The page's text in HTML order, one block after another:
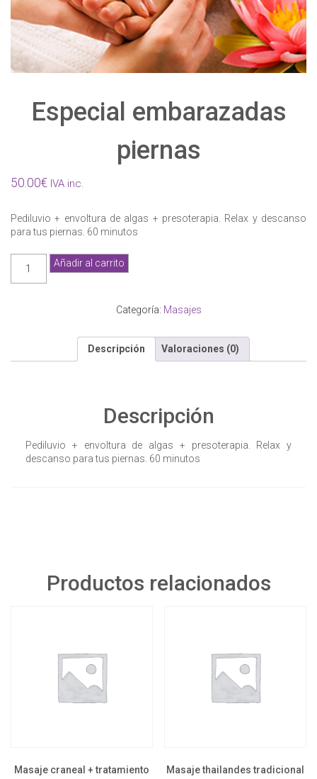
Especial embarazadas
piernas
50.00€ IVA inc.
Pediluvio + envoltura de algas + presoterapia. Relax y descanso
para tus piernas. 60 minutos
embarazadas
piernas
Añadir al carrito
Categoría: Masajes
Descripción Valoraciones (0)
Descripción
Pediluvio + envoltura de algas + presoterapia. Relax y
descanso para tus piernas. 60 minutos
Productos relacionados
Masaje craneal + tratamiento
Masaje thailandes tradicional